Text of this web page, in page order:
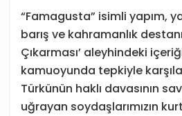
“Famagusta” isimli yapım,
barış ve kahramanlık destanı
Çıkarması’ aleyhindeki
kamuoyunda tepkiyle
Türkünün haklı davasının
uğrayan soydaşlarımızın